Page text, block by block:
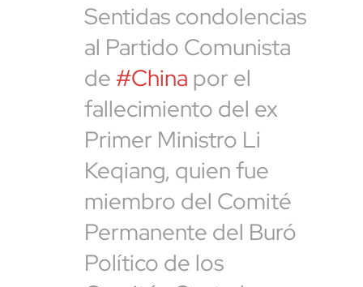
Sentidas condolencias
al Partido Comunista
de#China por el
fallecimiento del ex
Primer Ministro Li
Keqiang, quien fue
miembro del Comité
Permanente del Buró
Político de los